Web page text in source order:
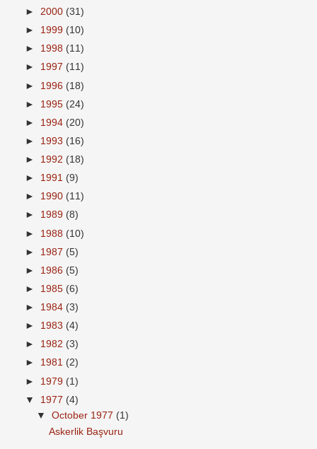
► 2000 (31)
► 1999 (10)
► 1998 (11)
► 1997 (11)
► 1996 (18)
► 1995 (24)
► 1994 (20)
► 1993 (16)
► 1992 (18)
► 1991 (9)
► 1990 (11)
► 1989 (8)
► 1988 (10)
► 1987 (5)
► 1986 (5)
► 1985 (6)
► 1984 (3)
► 1983 (4)
► 1982 (3)
► 1981 (2)
► 1979 (1)
▼ 1977 (4)
▼October 1977 (1)
Askerlik Başvuru